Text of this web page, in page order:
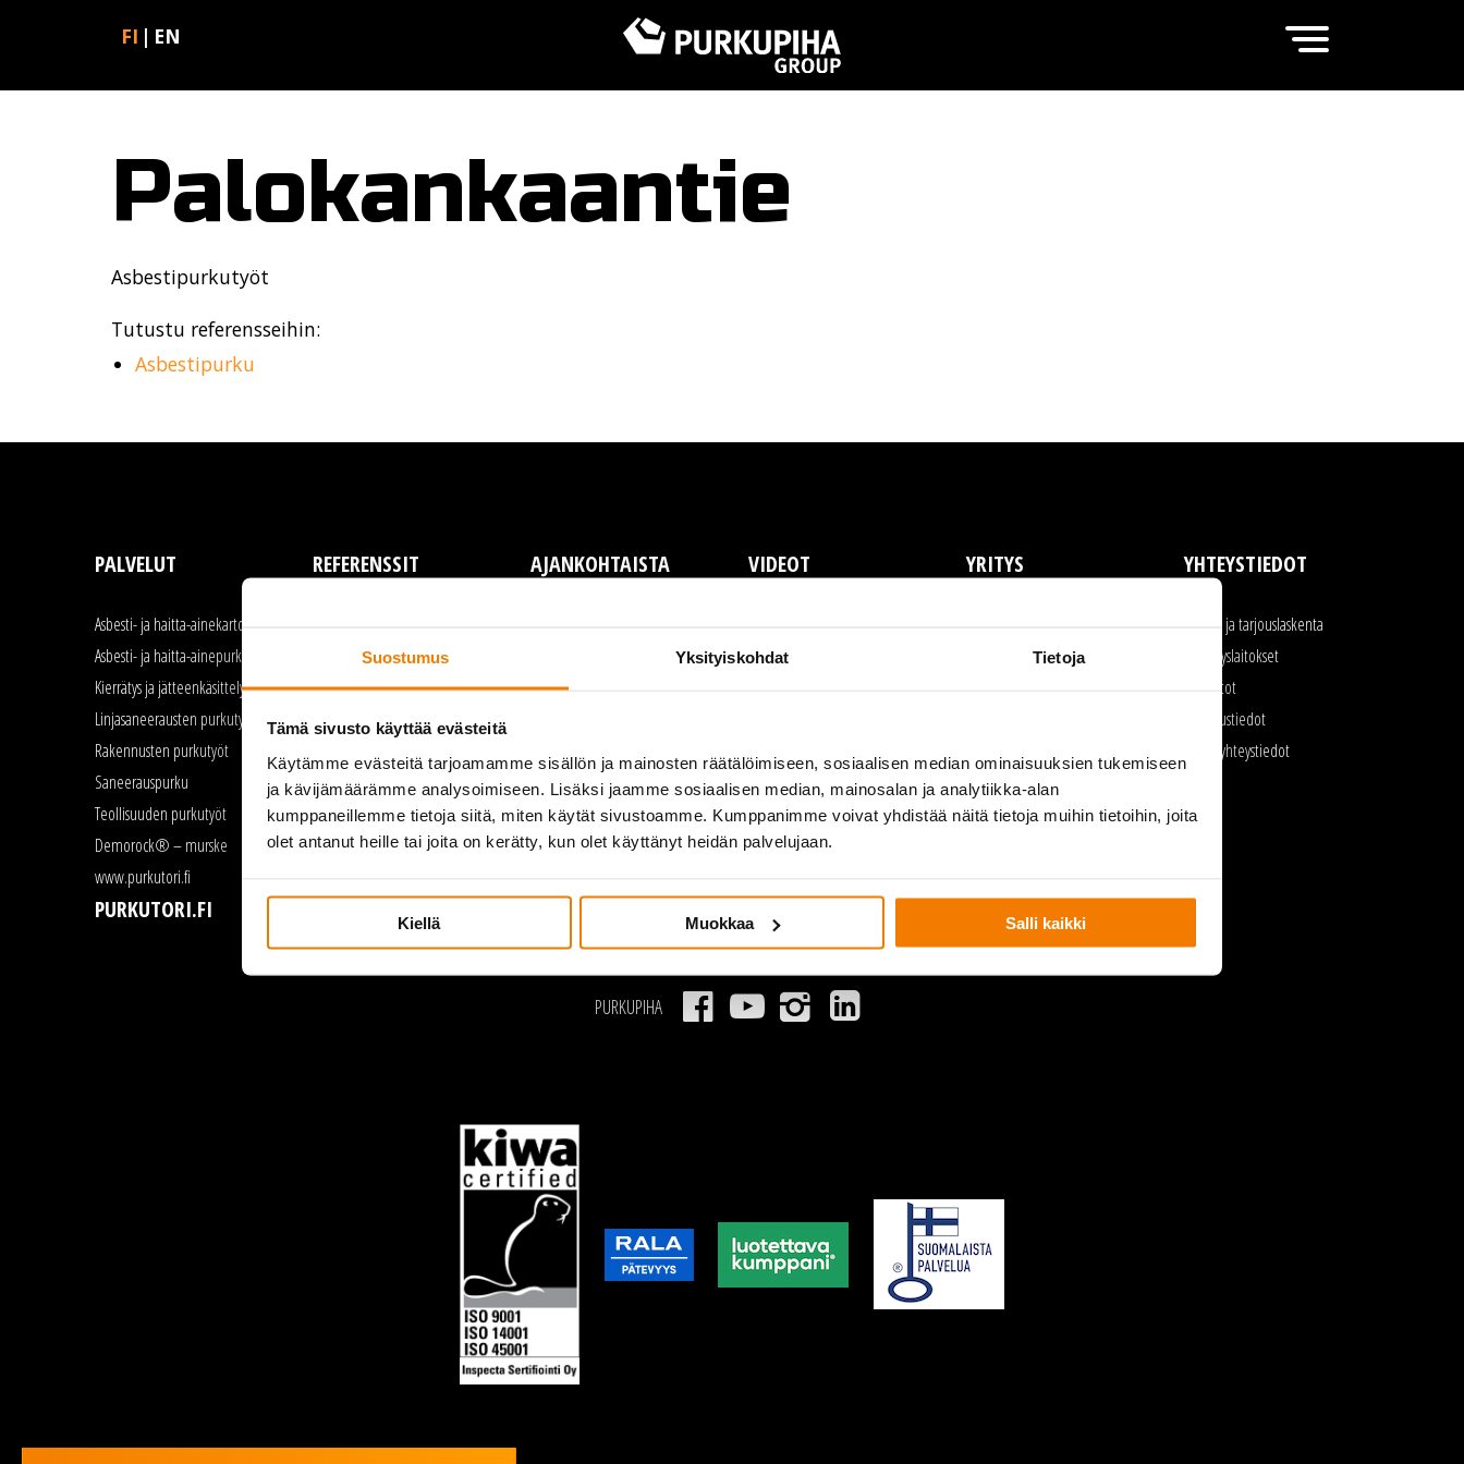
Suostumus Yksityiskohdat Tietoja
Tämä sivusto käyttää evästeitä
Käytämme evästeitä tarjoamamme sisällön ja mainosten räätälöimiseen, sosiaalisen median ominaisuuksien tukemiseen
ja kävijämäärämme analysoimiseen. Lisäksi jaamme sosiaalisen median, mainosalan ja analytiikka-alan
kumppaneillemme tietoja siitä, miten käytät sivustoamme. Kumppanimme voivat yhdistää näitä tietoja muihin tietoihin, joita
olet antanut heille tai joita on kerätty, kun olet käyttänyt heidän palvelujaan.
Kiellä Muokkaa Salli kaikki
FI EN
Palokankaantie
Asbestipurkutyöt
Tutustu referensseihin:
Asbestipurku
PALVELUT
Asbesti- ja haitta-ainekartoitus
Asbesti- ja haitta-ainepurku
Kierrätys ja jätteenkäsittely
Linjasaneerausten purkutyöt
Rakennusten purkutyöt
Saneerauspurku
Teollisuuden purkutyöt
Demorock® – murske
www.purkutori.fi
REFERENSSIT
Linjasaneeraus
Rakennusten purku
Saneerauspurku
AJANKOHTAISTA VIDEOT YRITYS
Laatu ja ympäristö
Ilmoittajansuojelu
YHTEYSTIEDOT
Myynti ja tarjouslaskenta
Kierrätyslaitokset
Toimistot
Laskutustiedot
Kaikki yhteystiedot
PURKUTORI.FI
PURKUPIHA